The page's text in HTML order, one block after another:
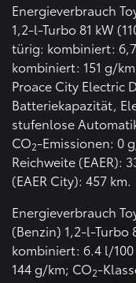
Energieverbrauch
1,2-l-Turbo 81 kW
türig: kombiniert:
kombiniert: 151 g/
Proace City Electric
Batteriekapazität,
stufenlose
CO2-Emissionen: 0
Reichweite (EAER):
(EAER City): 457 km.
Energieverbrauch
(Benzin) 1,2-l-Turbo
kombiniert: 6.4 l/100
144 g/km; CO2-